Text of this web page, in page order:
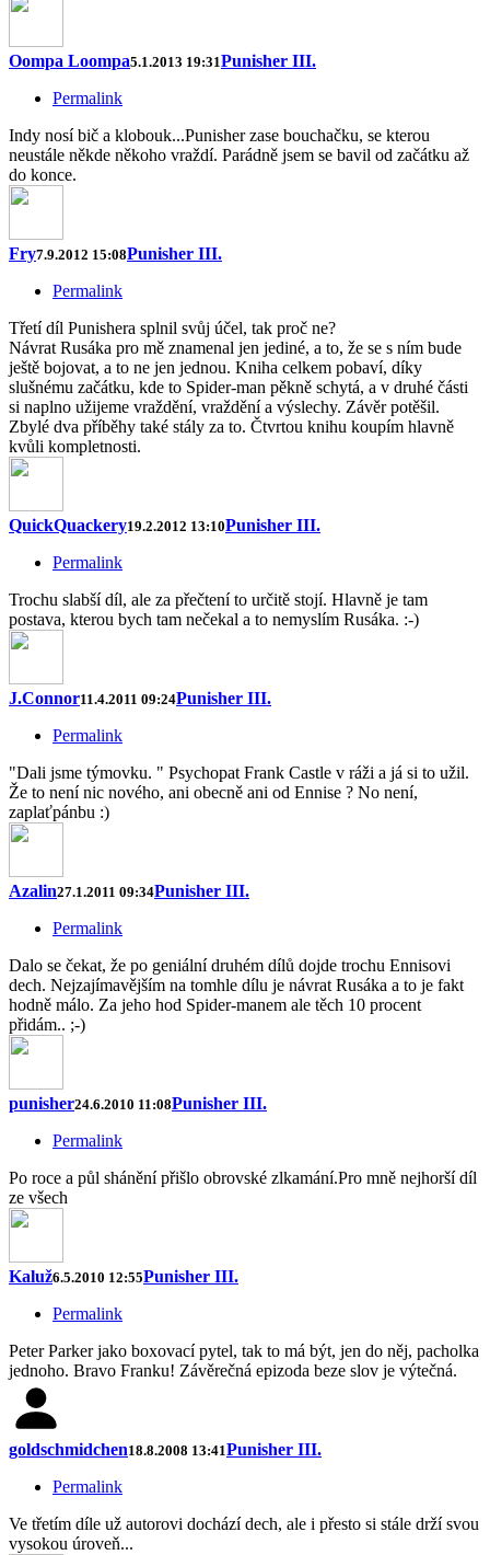
Oompa Loompa5.1.2013 19:31Punisher III.
Permalink
Indy nosí bič a klobouk...Punisher zase bouchačku, se kterou
neustále někde někoho vraždí. Parádně jsem se bavil od začátku až
do konce.
Fry7.9.2012 15:08Punisher III.
Permalink
Třetí díl Punishera splnil svůj účel, tak proč ne?
Návrat Rusáka pro mě znamenal jen jediné, a to, že se s ním bude
ještě bojovat, a to ne jen jednou. Kniha celkem pobaví, díky
slušnému začátku, kde to Spider-man pěkně schytá, a v druhé části
si naplno užijeme vraždění, vraždění a výslechy. Závěr potěšil.
Zbylé dva příběhy také stály za to. Čtvrtou knihu koupím hlavně
kvůli kompletnosti.
QuickQuackery19.2.2012 13:10Punisher III.
Permalink
Trochu slabší díl, ale za přečtení to určitě stojí. Hlavně je tam
postava, kterou bych tam nečekal a to nemyslím Rusáka. :-)
J.Connor11.4.2011 09:24Punisher III.
Permalink
"Dali jsme týmovku. " Psychopat Frank Castle v ráži a já si to užil.
Že to není nic nového, ani obecně ani od Ennise ? No není,
zaplaťpánbu :)
Azalin27.1.2011 09:34Punisher III.
Permalink
Dalo se čekat, že po geniální druhém dílů dojde trochu Ennisovi
dech. Nejzajímavějším na tomhle dílu je návrat Rusáka a to je fakt
hodně málo. Za jeho hod Spider-manem ale těch 10 procent
přidám.. ;-)
punisher24.6.2010 11:08Punisher III.
Permalink
Po roce a půl shánění přišlo obrovské zlkamání.Pro mně nejhorší díl
ze všech
Kaluž6.5.2010 12:55Punisher III.
Permalink
Peter Parker jako boxovací pytel, tak to má být, jen do něj, pacholka
jednoho. Bravo Franku! Závěrečná epizoda beze slov je výtečná.
goldschmidchen18.8.2008 13:41Punisher III.
Permalink
Ve třetím díle už autorovi dochází dech, ale i přesto si stále drží svou
vysokou úroveň...